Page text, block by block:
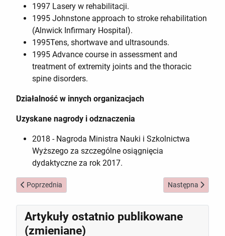
1997 Lasery w rehabilitacji.
1995 Johnstone approach to stroke rehabilitation
(Alnwick Infirmary Hospital).
1995Tens, shortwave and ultrasounds.
1995 Advance course in assessment and
treatment of extremity joints and the thoracic
spine disorders.
Działalność w innych organizacjach
Uzyskane nagrody i odznaczenia
2018 - Nagroda Ministra Nauki i Szkolnictwa
Wyższego za szczególne osiągnięcia
dydaktyczne za rok 2017.
Poprzednia strona: dr Aleksandra Kulis
Poprzednia Następna strona:
Następna
Artykuły ostatnio publikowane
(zmieniane)